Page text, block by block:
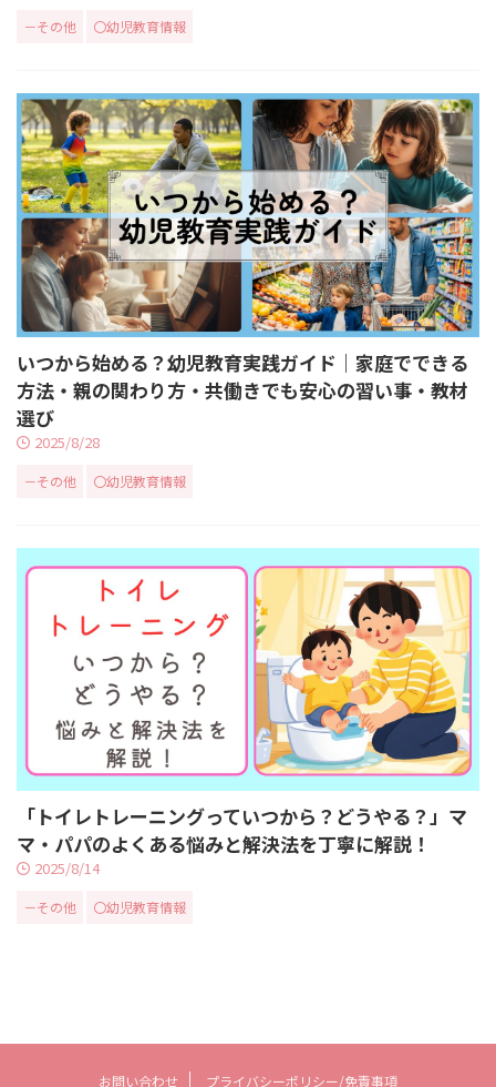
－その他 〇幼児教育情報
いつから始める？幼児教育実践ガイド｜家庭でできる
方法・親の関わり方・共働きでも安心の習い事・教材
選び
2025/8/28
－その他 〇幼児教育情報
「トイレトレーニングっていつから？どうやる？」マ
マ・パパのよくある悩みと解決法を丁寧に解説！
2025/8/14
－その他 〇幼児教育情報
お問い合わせ プライバシーポリシー/免責事項